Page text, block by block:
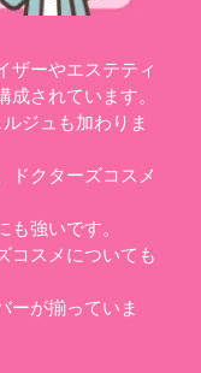
ザーやエステティ
成されています。
ジュも加わりま
ドクターズコスメ
強いです。
コスメについても
ーが揃っていま